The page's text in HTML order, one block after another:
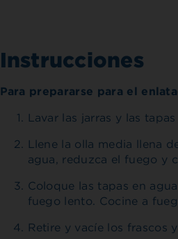
Instrucciones
Para prepararse para el
Lavar las jarras y las
Llene la olla media llena
agua, reduzca el fuego y
Coloque las tapas en
fuego lento. Cocine a
Retire y vacíe los frascos